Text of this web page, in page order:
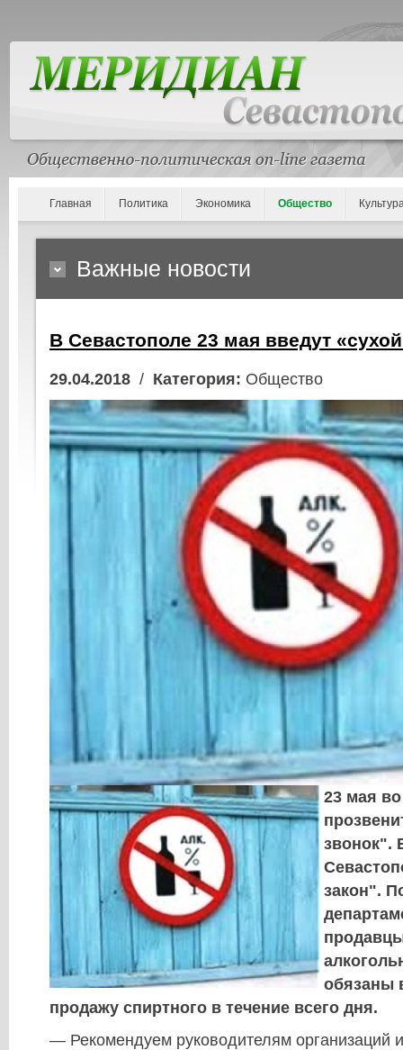
Главная Политика Экономика Общество
Важные новости
В Севастополе 23 мая введут
29.04.2018 / Категория: Общество
23 мая
звонок".
закон".
обязаны
продажу спиртного в течение всего дня.
— Рекомендуем руководителям организаций